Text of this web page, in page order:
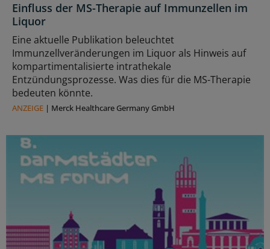
Einfluss der MS-Therapie auf Immunzellen im
Liquor
Eine aktuelle Publikation beleuchtet
Immunzellveränderungen im Liquor als Hinweis auf
kompartimentalisierte intrathekale
Entzündungsprozesse. Was dies für die MS-Therapie
bedeuten könnte.
ANZEIGE | Merck Healthcare Germany GmbH